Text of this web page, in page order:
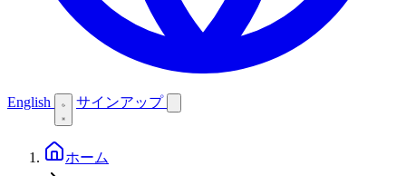
English サインアップ
ホーム